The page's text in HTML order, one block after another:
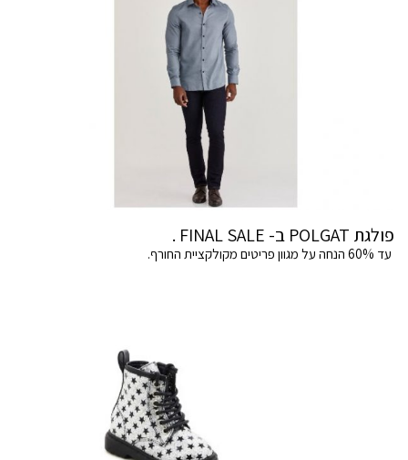
פולגת POLGAT ב- FINAL SALE .
עד 60% הנחה על מגוון פריטים מקולקציית החורף.